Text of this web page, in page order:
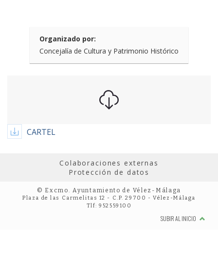
Organizado por:
Concejalía de Cultura y Patrimonio Histórico
CARTEL
Colaboraciones externas
Protección de datos
© Excmo. Ayuntamiento de Vélez-Málaga
Plaza de las Carmelitas 12 - C.P. 29700 - Vélez-Málaga
Tlf: 952559100
SUBIR AL INICIO